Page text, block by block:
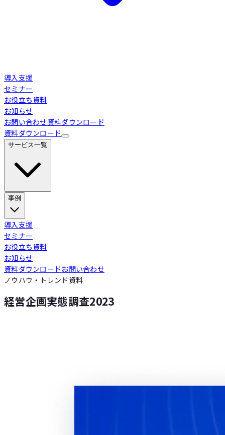
導入支援
セミナー
お役立ち資料
お知らせ
お問い合わせ資料ダウンロード
資料ダウンロード
サービス一覧
Loglass 経営管理
Loglass 人員計画
Loglass 設備投資計画
事例
導入事例
導入支援
セミナー
お役立ち資料
お知らせ
資料ダウンロードお問い合わせ
ノウハウ・トレンド資料
経営企画実態調査2023